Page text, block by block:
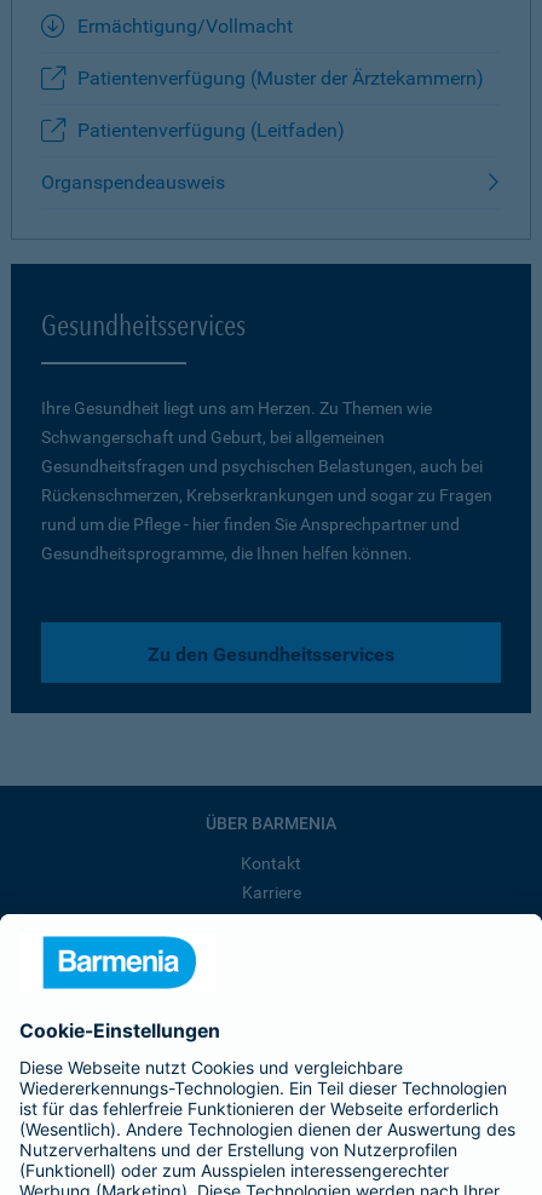
Ermächtigung/Vollmacht
Patientenverfügung (Muster der Ärztekammern)
Patientenverfügung (Leitfaden)
Organspendeausweis
Gesundheitsservices
Ihre Gesundheit liegt uns am Herzen. Zu Themen wie
Schwangerschaft und Geburt, bei allgemeinen
Gesundheitsfragen und psychischen Belastungen, auch bei
Rückenschmerzen, Krebserkrankungen und sogar zu Fragen
rund um die Pflege - hier finden Sie Ansprechpartner und
Gesundheitsprogramme, die Ihnen helfen können.
Zu den Gesundheitsservices
ÜBER BARMENIA
Kontakt
Karriere
Barmenia ist Teil der BarmeniaGothaer
BELIEBTE SEITEN
Kranken-Zusatzversicherung
Tierversicherungen
Haftpflichtversicherung